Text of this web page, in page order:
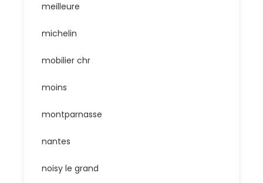
meilleure
michelin
mobilier chr
moins
montparnasse
nantes
noisy le grand